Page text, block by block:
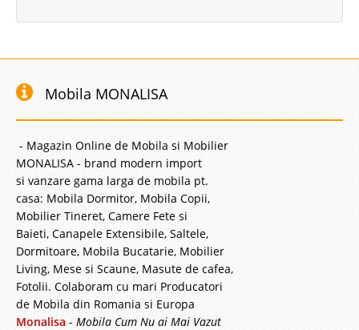
Mobila MONALISA
- Magazin Online de Mobila si Mobilier
MONALISA - brand modern import
si vanzare gama larga de mobila pt.
casa: Mobila Dormitor, Mobila Copii,
Mobilier Tineret, Camere Fete si
Baieti, Canapele Extensibile, Saltele,
Dormitoare, Mobila Bucatarie, Mobilier
Living, Mese si Scaune, Masute de cafea,
Fotolii. Colaboram cu mari Producatori
de Mobila din Romania si Europa
Monalisa - Mobila Cum Nu ai Mai Vazut